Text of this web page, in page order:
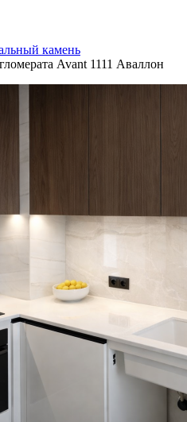
камень
Avant 1111 Аваллон